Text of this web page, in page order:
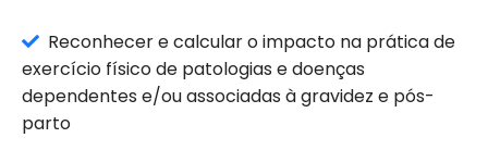
Reconhecer e calcular o impacto na prática de
exercício físico de patologias e doenças
dependentes e/ou associadas à gravidez e pós-
parto